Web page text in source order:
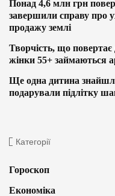
Понад 4,6 млн грн
завершили справу про
продажу землі
Творчість, що
жінки 55+ займаються
Ще одна дитина
подарували підлітку
Категорії
Гороскоп
Економіка